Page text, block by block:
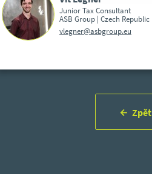
Junior Tax Consultant
ASB Group | Czech Republic
vlegner@asbgroup.eu
Zpět